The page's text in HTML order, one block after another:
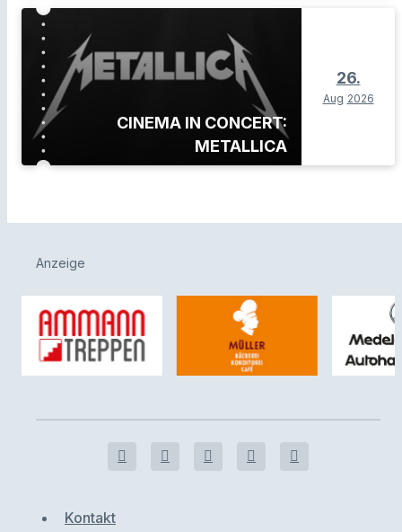
CINEMA IN CONCERT:
METALLICA
26.
Aug 2026
Anzeige
Kontakt